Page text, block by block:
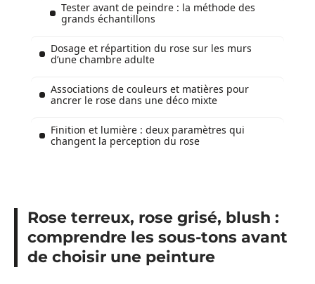
Tester avant de peindre : la méthode des
grands échantillons
Dosage et répartition du rose sur les murs
d’une chambre adulte
Associations de couleurs et matières pour
ancrer le rose dans une déco mixte
Finition et lumière : deux paramètres qui
changent la perception du rose
Rose terreux, rose grisé, blush :
comprendre les sous-tons avant
de choisir une peinture